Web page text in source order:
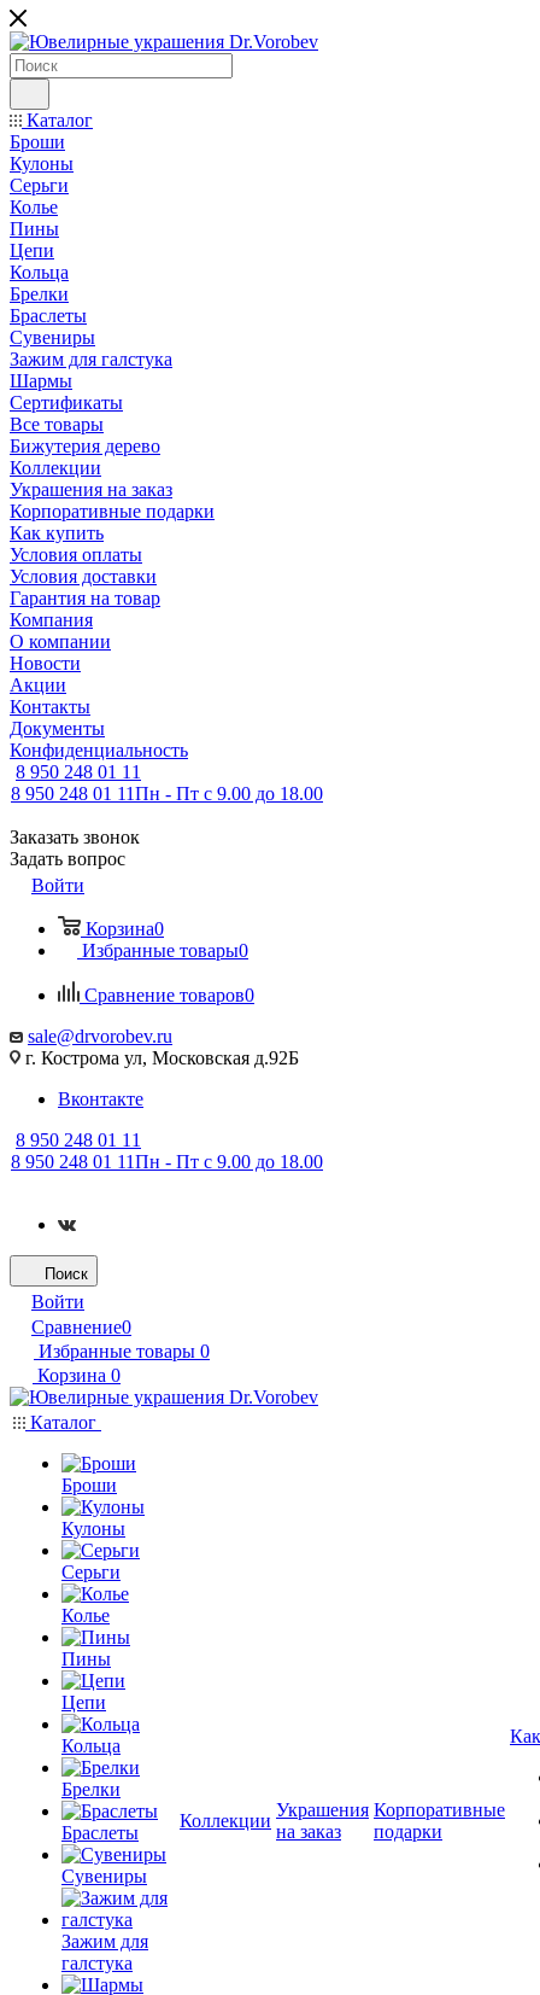
Каталог
Броши
Кулоны
Серьги
Колье
Пины
Цепи
Кольца
Брелки
Браслеты
Сувениры
Зажим для галстука
Шармы
Сертификаты
Все товары
Бижутерия дерево
Коллекции
Украшения на заказ
Корпоративные подарки
Как купить
Условия оплаты
Условия доставки
Гарантия на товар
Компания
О компании
Новости
Акции
Контакты
Документы
Конфиденциальность
8 950 248 01 11
8 950 248 01 11Пн - Пт с 9.00 до 18.00
Заказать звонок
Задать вопрос
Войти
Корзина0
Избранные товары0
Сравнение товаров0
sale@drvorobev.ru
г. Кострома ул, Московская д.92Б
Вконтакте
8 950 248 01 11
8 950 248 01 11Пн - Пт с 9.00 до 18.00
Поиск
Войти
Сравнение0
Избранные товары 0
Корзина 0
Каталог
Броши
Кулоны
Серьги
Колье
Пины
Цепи
Кольца
Брелки
Браслеты
Сувениры
Зажим для
галстука
Коллекции
Украшения
на заказ
Корпоративные
подарки